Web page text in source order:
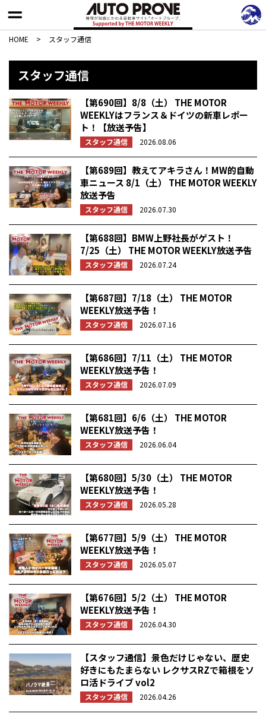
HOME > スタッフ通信
スタッフ通信
【第690回】8/8（土） THE MOTOR
WEEKLYはフランス＆ドイツの新車レポー
ト！【放送予告】
スタッフ通信 2026.08.06
【第689回】教えてアキラさん！MW的自動
車ニュース 8/1（土） THE MOTOR WEEKLY
放送予告
スタッフ通信 2026.07.30
【第688回】BMW上野社長がゲスト！
7/25（土） THE MOTOR WEEKLY放送予告
スタッフ通信 2026.07.24
【第687回】7/18（土） THE MOTOR
WEEKLY放送予告！
スタッフ通信 2026.07.16
【第686回】7/11（土） THE MOTOR
WEEKLY放送予告！
スタッフ通信 2026.07.09
【第681回】6/6（土） THE MOTOR
WEEKLY放送予告！
スタッフ通信 2026.06.04
【第680回】5/30（土） THE MOTOR
WEEKLY放送予告！
スタッフ通信 2026.05.28
【第677回】5/9（土） THE MOTOR
WEEKLY放送予告！
スタッフ通信 2026.05.07
【第676回】5/2（土） THE MOTOR
WEEKLY放送予告！
スタッフ通信 2026.04.30
【スタッフ通信】景色だけじゃない、歴史
好きにもたまらない レクサスRZで箱根をソ
ロ活ドライブ vol2
スタッフ通信 2026.04.26